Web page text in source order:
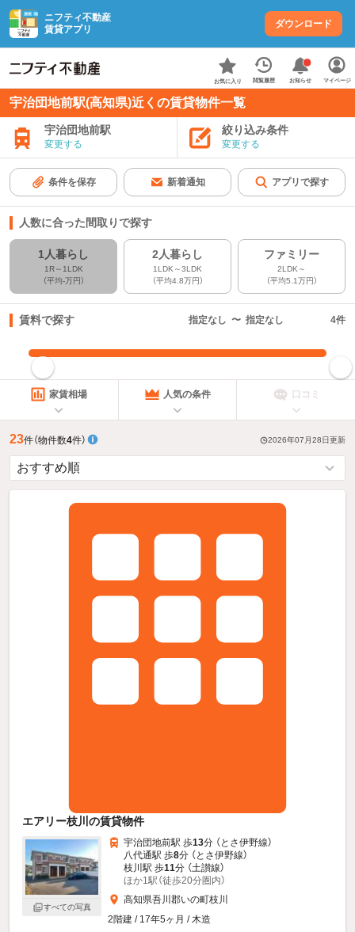
ニフティ不動産
賃貸アプリ
ダウンロード
お気に入り 閲覧履歴 お知らせ マイページ
宇治団地前駅(高知県)近くの賃貸物件一覧
宇治団地前駅
変更する
絞り込み条件
変更する
条件を保存 新着通知 アプリで探す
人数に合った間取りで探す
1人暮らし
1R～1LDK
（平均-万円）
2人暮らし
1LDK～3LDK
（平均4.8万円）
ファミリー
2LDK～
（平均5.1万円）
賃料で探す 指定なし 〜 指定なし 4件
指定した賃料で絞り込む
家賃相場 人気の条件 口コミ
23件（物件数4件） 2026年07月28日更新
エアリー枝川の賃貸物件
すべての写真
宇治団地前駅 歩13分 （とさ伊野線）
八代通駅 歩8分 （とさ伊野線）
枝川駅 歩11分 （土讃線）
ほか1駅（徒歩20分圏内）
高知県吾川郡いの町枝川
2階建 / 17年5ヶ月 / 木造